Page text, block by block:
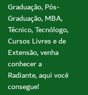
Graduação, Pós-
Graduação, MBA,
Técnico, Tecnólogo,
Cursos Livres e de
Extensão, venha
conhecer a
Radiante, aqui você
consegue!